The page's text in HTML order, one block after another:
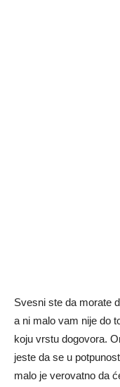
Svesni ste da morate
a ni malo vam nije do
koju vrstu dogovora.
jeste da se u
malo je verovatno da